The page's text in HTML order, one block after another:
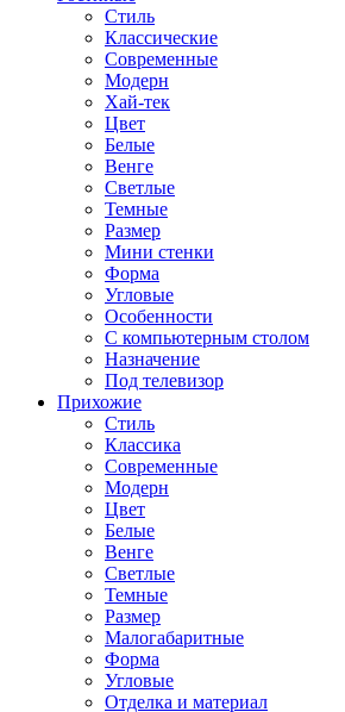
Стиль
Классические
Современные
Модерн
Хай-тек
Цвет
Белые
Венге
Светлые
Темные
Размер
Мини стенки
Форма
Угловые
Особенности
С компьютерным столом
Назначение
Под телевизор
Прихожие
Стиль
Классика
Современные
Модерн
Цвет
Белые
Венге
Светлые
Темные
Размер
Малогабаритные
Форма
Угловые
Отделка и материал